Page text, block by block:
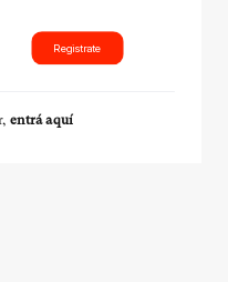
Registrate
entrá aquí